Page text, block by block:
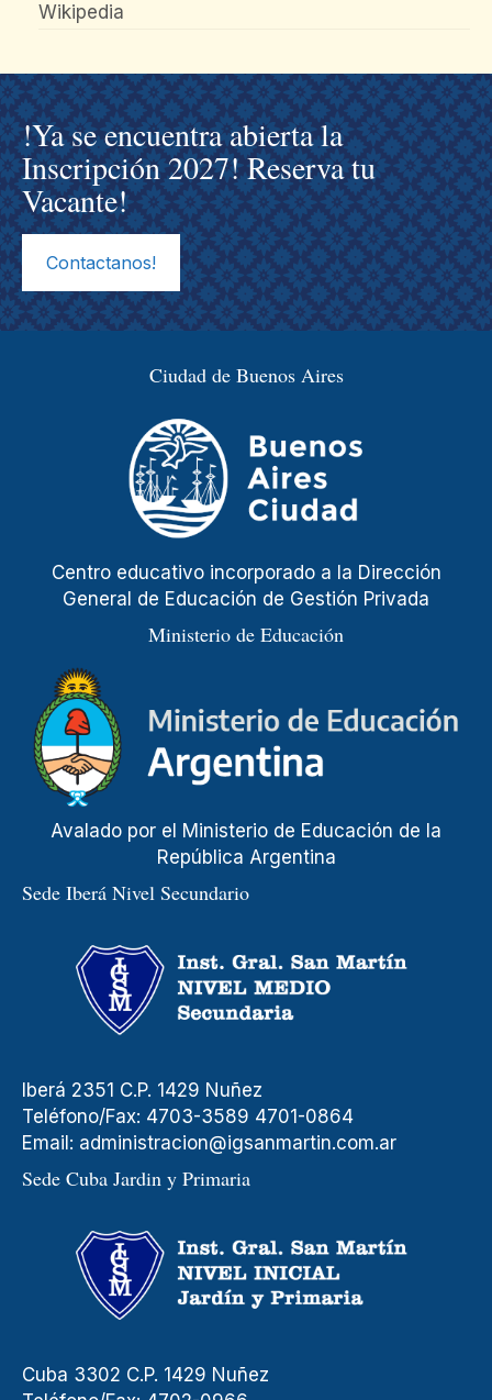
Wikipedia
!Ya se encuentra abierta la
Inscripción 2027! Reserva tu
Vacante!
Contactanos!
Ciudad de Buenos Aires
Centro educativo incorporado a la Dirección
General de Educación de Gestión Privada
Ministerio de Educación
Avalado por el Ministerio de Educación de la
República Argentina
Sede Iberá Nivel Secundario
Iberá 2351 C.P. 1429 Nuñez
Teléfono/Fax: 4703-3589 4701-0864
Email: administracion@igsanmartin.com.ar
Sede Cuba Jardin y Primaria
Cuba 3302 C.P. 1429 Nuñez